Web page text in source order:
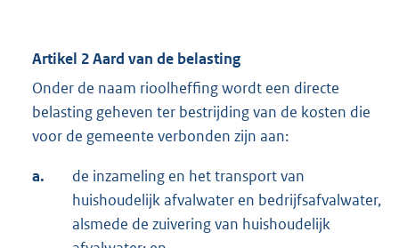
Artikel 2 Aard van de belasting
Onder de naam rioolheffing wordt een directe
belasting geheven ter bestrijding van de kosten die
voor de gemeente verbonden zijn aan:
a.
de inzameling en het transport van
huishoudelijk afvalwater en bedrijfsafvalwater,
alsmede de zuivering van huishoudelijk